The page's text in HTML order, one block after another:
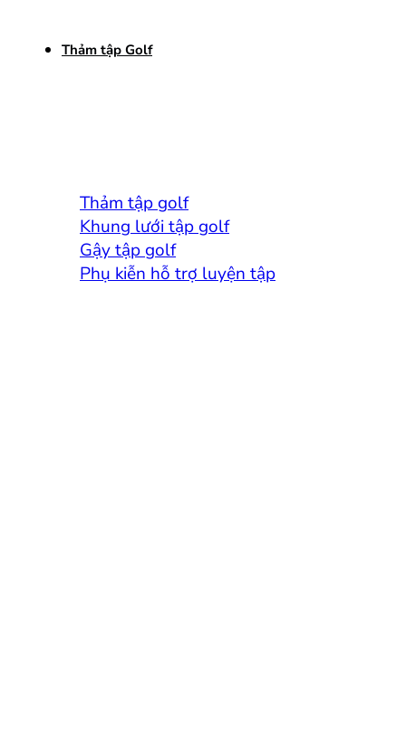
Thảm tập Golf
Thảm tập golf
Khung lưới tập golf
Gậy tập golf
Phụ kiễn hỗ trợ luyện tập